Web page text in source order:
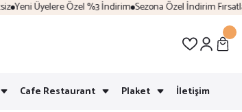
Yeni Üyelere Özel %3 İndirim Sezona Özel İndirim Fırsatları
Cafe Restaurant Plaket İletişim